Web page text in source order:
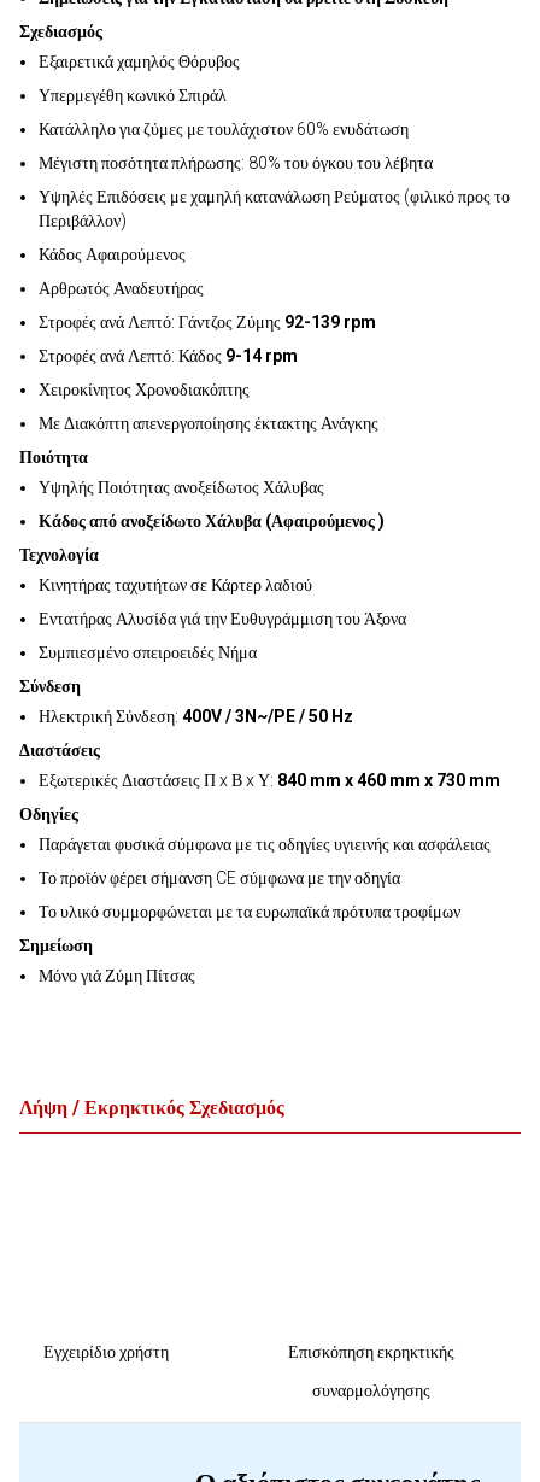
Σχεδιασμός
Εξαιρετικά χαμηλός Θόρυβος
Υπερμεγέθη κωνικό Σπιράλ
Κατάλληλο για ζύμες με τουλάχιστον 60% ενυδάτωση
Μέγιστη ποσότητα πλήρωσης: 80% του όγκου του λέβητα
Υψηλές Επιδόσεις με χαμηλή κατανάλωση Ρεύματος (φιλικό προς το
Περιβάλλον)
Κάδος Αφαιρούμενος
Αρθρωτός Αναδευτήρας
Στροφές ανά Λεπτό: Γάντζος Ζύμης 92-139 rpm
Στροφές ανά Λεπτό: Κάδος 9-14 rpm
Χειροκίνητος Χρονοδιακόπτης
Με Διακόπτη απενεργοποίησης έκτακτης Ανάγκης
Ποιότητα
Υψηλής Ποιότητας ανοξείδωτος Χάλυβας
Κάδος από ανοξείδωτο Χάλυβα (Αφαιρούμενος )
Τεχνολογία
Κινητήρας ταχυτήτων σε Κάρτερ λαδιού
Εντατήρας Αλυσίδα γιά την Ευθυγράμμιση του Άξονα
Συμπιεσμένο σπειροειδές Νήμα
Σύνδεση
Ηλεκτρική Σύνδεση: 400V / 3N~/PE / 50 Hz
Διαστάσεις
Εξωτερικές Διαστάσεις Π x Β x Υ: 840 mm x 460 mm x 730 mm
Οδηγίες
Παράγεται φυσικά σύμφωνα με τις οδηγίες υγιεινής και ασφάλειας
Το προϊόν φέρει σήμανση CE σύμφωνα με την οδηγία
Το υλικό συμμορφώνεται με τα ευρωπαϊκά πρότυπα τροφίμων
Σημείωση
Μόνο γιά Ζύμη Πίτσας
Λήψη / Εκρηκτικός Σχεδιασμός
Εγχειρίδιο χρήστη
Επισκόπηση εκρηκτικής
συναρμολόγησης